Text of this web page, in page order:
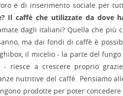
e di inserimento sociale per
Il caffè che utilizzate da dove
dagli italiani? Quella che più
ma dai fondi di caffè è
il micelio - la parte del
- riesce a crescere proprio
nutritive del caffè. Pensiamo
prodotte per poter